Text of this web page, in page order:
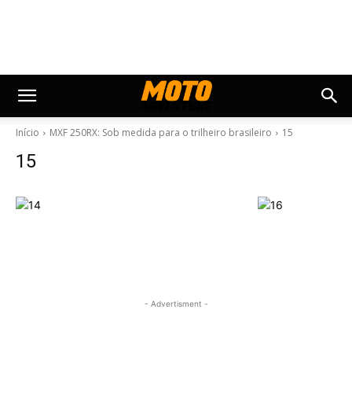
Início MXF 250RX: Sob medida para o trilheiro brasileiro 15
15
- Advertisment -